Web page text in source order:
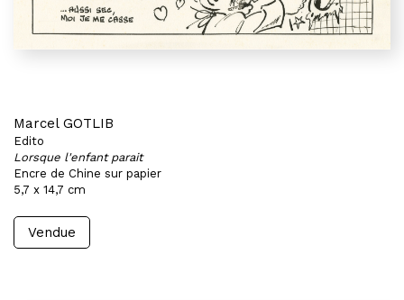
Marcel GOTLIB
Edito
Lorsque l'enfant parait
Encre de Chine sur papier
5,7 x 14,7 cm
Vendue